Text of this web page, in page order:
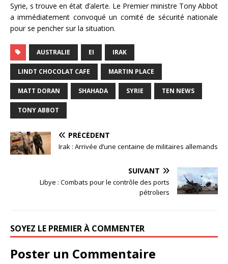
Syrie, s trouve en état d’alerte. Le Premier ministre Tony Abbot
a immédiatement convoqué un comité de sécurité nationale
pour se pencher sur la situation.
AUSTRALIE EI IRAK
LINDT CHOCOLAT CAFE MARTIN PLACE
MATT DORAN SHAHADA SYRIE TEN NEWS
TONY ABBOT
PRÉCÉDENT
Irak : Arrivée d’une centaine de militaires allemands
SUIVANT
Libye : Combats pour le contrôle des ports
pétroliers
SOYEZ LE PREMIER À COMMENTER
Poster un Commentaire